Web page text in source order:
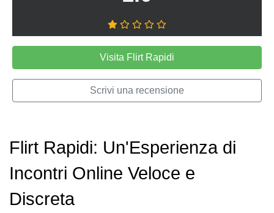
Visita Flirt Rapidi
Scrivi una recensione
Flirt Rapidi: Un'Esperienza di
Incontri Online Veloce e
Discreta